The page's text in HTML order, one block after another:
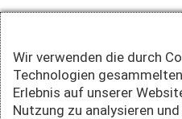
Wir verwenden die durch
Technologien
Erlebnis auf unserer
Nutzung zu analysieren